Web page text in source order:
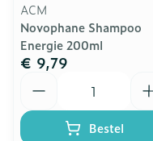
ACM
Novophane Shampoo
Energie 200ml
€ 9,79
Bestel